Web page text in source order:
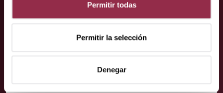
Permitir todas
Permitir la selección
Denegar
Póngase en contacto con nosotros,
estaremos encantados de ayudarle.